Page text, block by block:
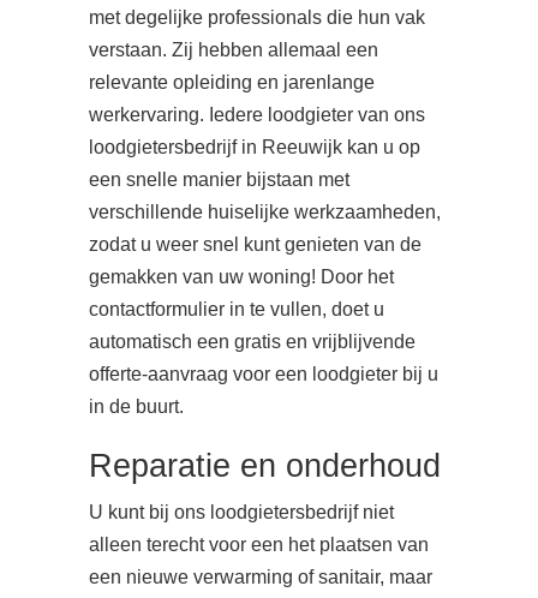
met degelijke professionals die hun vak
verstaan. Zij hebben allemaal een
relevante opleiding en jarenlange
werkervaring. Iedere loodgieter van ons
loodgietersbedrijf in Reeuwijk kan u op
een snelle manier bijstaan met
verschillende huiselijke werkzaamheden,
zodat u weer snel kunt genieten van de
gemakken van uw woning! Door het
contactformulier in te vullen, doet u
automatisch een gratis en vrijblijvende
offerte-aanvraag voor een loodgieter bij u
in de buurt.
Reparatie en onderhoud
U kunt bij ons loodgietersbedrijf niet
alleen terecht voor een het plaatsen van
een nieuwe verwarming of sanitair, maar